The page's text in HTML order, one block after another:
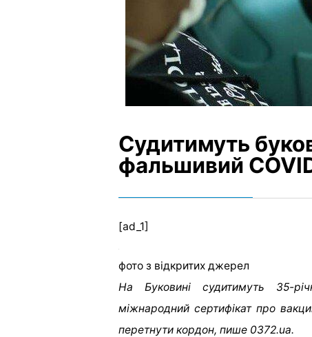
Судитимуть
фальшивий
[ad_1]
фото з відкритих джерел
На Буковині судитимуть 35-
міжнародний сертифікат про
перетнути кордон, пише 0372.ua.